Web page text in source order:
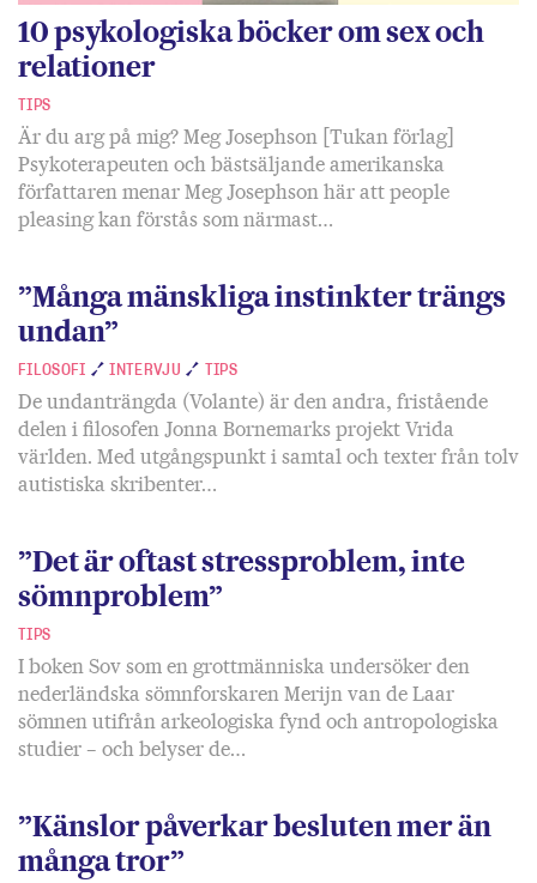
10 psykologiska böcker om sex och
relationer
TIPS
Är du arg på mig? Meg Josephson [Tukan förlag]
Psykoterapeuten och bästsäljande amerikanska
författaren menar Meg Josephson här att people
pleasing kan förstås som närmast…
”Många mänskliga instinkter trängs
undan”
FILOSOFI INTERVJU TIPS
De undanträngda (Volante) är den andra, fristående
delen i filosofen Jonna Bornemarks projekt Vrida
världen. Med utgångspunkt i samtal och texter från tolv
autistiska skribenter…
”Det är oftast stress­problem, inte
sömn­problem”
TIPS
I boken Sov som en grottmänniska undersöker den
nederländska sömnforskaren Merijn van de Laar
sömnen utifrån arkeologiska fynd och antropologiska
studier – och belyser de…
”Känslor påverkar besluten mer än
många tror”